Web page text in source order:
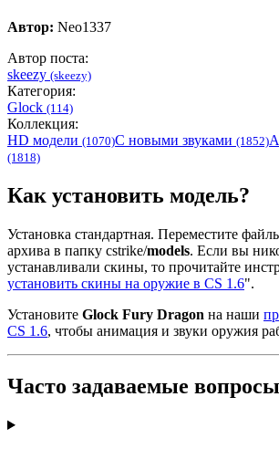
Автор: Neo1337
Автор поста:
skeezy (skeezy)
Категория:
Glock (114)
Коллекция:
HD модели (1070)С новыми звуками (1852)
(1818)
Как установить модель?
Установка стандартная. Переместите
архива в папку cstrike/models. Если вы
устанавливали скины, то прочитайте
установить скины на оружие в CS 1.6".
Установите Glock Fury Dragon на наши
CS 1.6, чтобы анимация и звуки оружия
Часто задаваемые